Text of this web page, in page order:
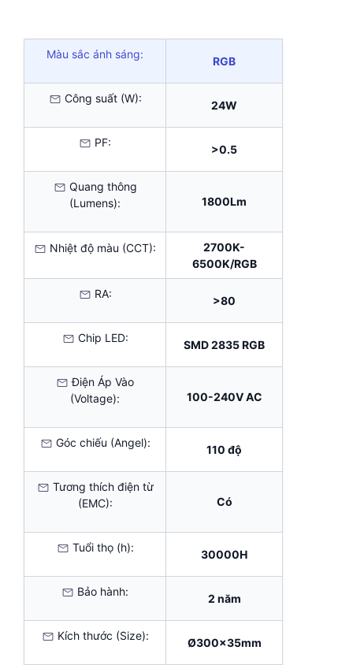
Màu sắc ánh sáng:
RGB
Công suất (W):
24W
PF:
>0.5
Quang thông
(Lumens):
1800Lm
Nhiệt độ màu (CCT):
2700K-
6500K/RGB
RA:
>80
Chip LED:
SMD 2835 RGB
Điện Áp Vào
(Voltage):
100-240V AC
Góc chiếu (Angel):
110 độ
Tương thích điện từ
(EMC):
Có
Tuổi thọ (h):
30000H
Bảo hành:
2 năm
Kích thước (Size):
Ø300x35mm